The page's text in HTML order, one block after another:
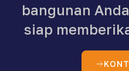
bangunan
siap